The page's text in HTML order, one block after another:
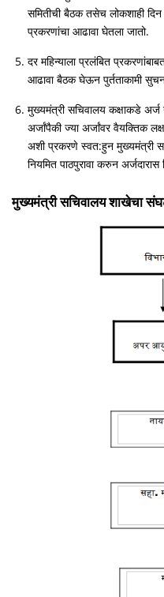
समितीची बैठक तसेच लोकशाही
प्रकरणांचा आढावा घेतला जातो.
दर महिन्याला प्रलंबित
आढावा बैठक घेऊन पुर्तताकामी
मुख्यमंत्री सचिवालय कक्षाकडे अर्ज
अर्जांपैकी ज्या अर्जांवर वैयक्तिक
अशी प्रकरणे स्वत:हुन मुख्यमंत्री
नियमित पाठपुरावा करुन
मुख्यमंत्री सचिवालय शाखेचा